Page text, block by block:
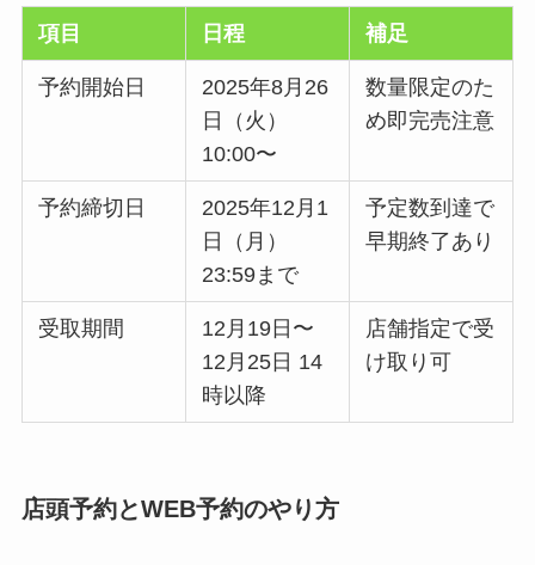
項目 日程 補足
予約開始日
2025年8月26
日（火）
10:00〜
数量限定のた
め即完売注意
予約締切日
2025年12月1
日（月）
23:59まで
予定数到達で
早期終了あり
受取期間
12月19日〜
12月25日 14
時以降
店舗指定で受
け取り可
店頭予約とWEB予約のやり方